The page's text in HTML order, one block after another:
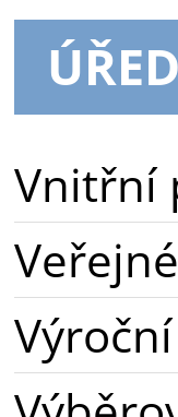
Vnitřní